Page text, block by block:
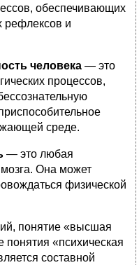
обеспечивающих
рефлексов и
человека — это
процессов,
среде.
— это любая
Она может
физической
понятие «высшая
понятия «психическая
составной